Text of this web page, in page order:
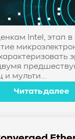
#SMR
#Shingled
Intel, этап в
и мульти...
Читать далее